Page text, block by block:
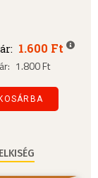
1.600 Ft
1.800 Ft
KOSÁRBA